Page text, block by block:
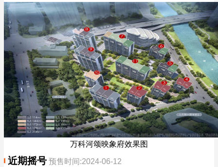
万科河颂映象府效果图
近期摇号 预售时间:2024-06-12